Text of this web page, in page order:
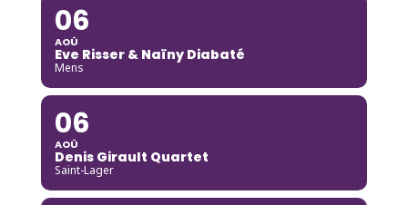
06
AOÛ
Eve Risser & Naïny Diabaté
Mens
06
AOÛ
Denis Girault Quartet
Saint-Lager